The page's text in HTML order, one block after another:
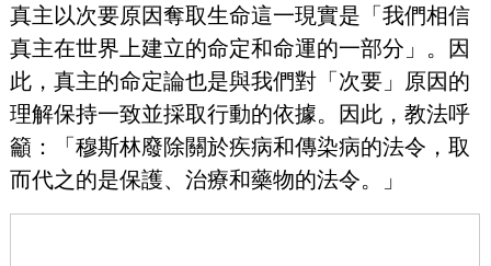
真主以次要原因奪取生命這一現實是「我們相信
真主在世界上建立的命定和命運的一部分」。因
此，真主的命定論也是與我們對「次要」原因的
理解保持一致並採取行動的依據。因此，教法呼
籲：「穆斯林廢除關於疾病和傳染病的法令，取
而代之的是保護、治療和藥物的法令。」